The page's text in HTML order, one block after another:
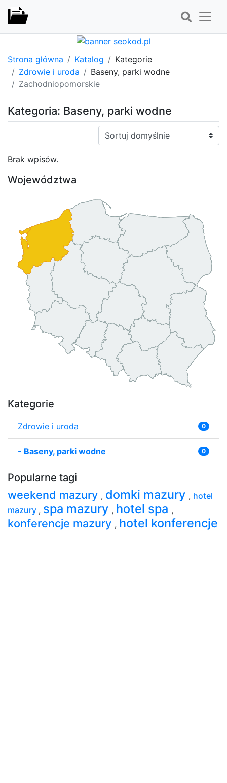
Strona główna Katalog
Kategorie
Zdrowie i uroda
Baseny, parki wodne
Zachodniopomorskie
Kategoria: Baseny, parki wodne
Sortuj:
Brak wpisów.
Województwa
Kategorie
Zdrowie i uroda 0
- Baseny, parki wodne 0
Popularne tagi
weekend mazury , domki mazury , hotel
mazury , spa mazury , hotel spa ,
konferencje mazury , hotel konferencje